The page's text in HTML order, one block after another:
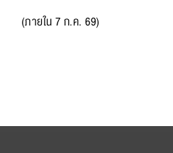
(ภายใน 7 ก.ค. 69)